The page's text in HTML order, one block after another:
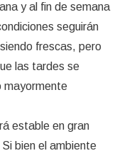
y al fin de semana
seguirán
frescas, pero
las tardes se
mayormente
estable en gran
bien el ambiente